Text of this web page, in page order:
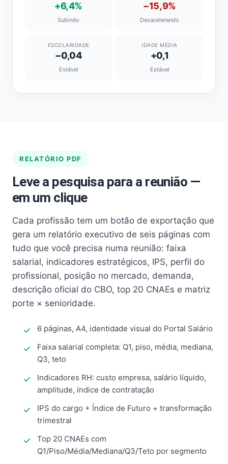
+6,4%
Subindo
−15,9%
Desacelerando
ESCOLARIDADE
−0,04
Estável
IDADE MÉDIA
+0,1
Estável
RELATÓRIO PDF
Leve a pesquisa para a reunião —
em um clique
Cada profissão tem um botão de exportação que
gera um relatório executivo de seis páginas com
tudo que você precisa numa reunião: faixa
salarial, indicadores estratégicos, IPS, perfil do
profissional, posição no mercado, demanda,
descrição oficial do CBO, top 20 CNAEs e matriz
porte × senioridade.
6 páginas, A4, identidade visual do Portal Salário
Faixa salarial completa: Q1, piso, média, mediana,
Q3, teto
Indicadores RH: custo empresa, salário líquido,
amplitude, índice de contratação
IPS do cargo + Índice de Futuro + transformação
trimestral
Top 20 CNAEs com
Q1/Piso/Média/Mediana/Q3/Teto por segmento